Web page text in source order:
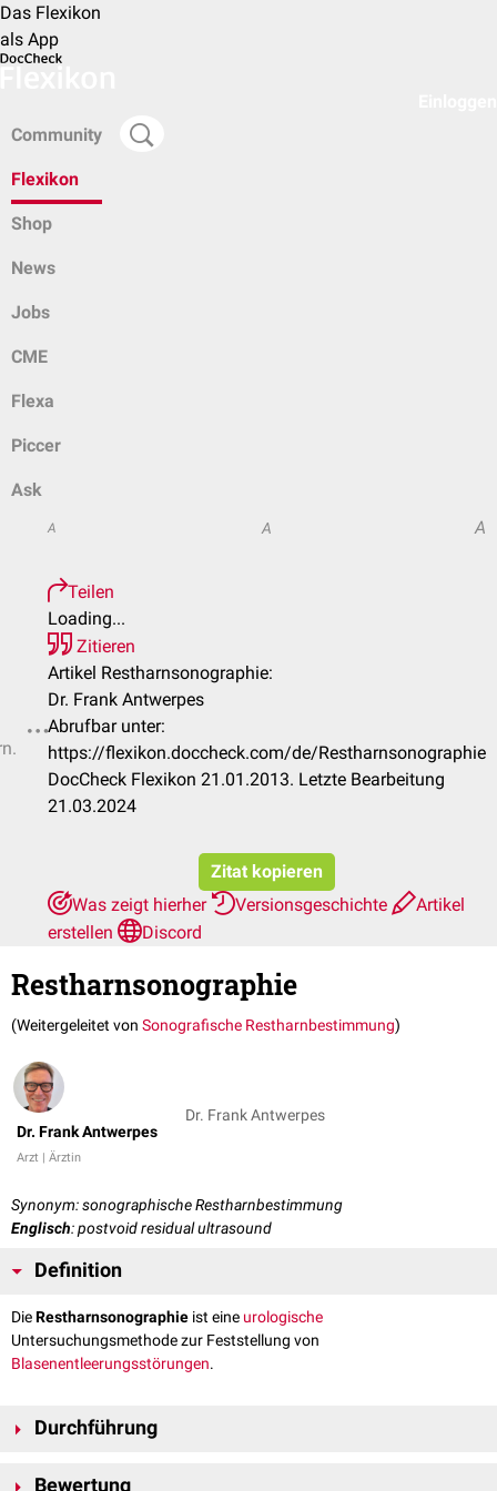
Das Flexikon
als App
Community
Flexikon
Shop
News
Jobs
CME
Flexa
Piccer
Ask
A A A
Teilen
Loading...
Zitieren
Artikel Restharnsonographie:
Dr. Frank Antwerpes
Abrufbar unter:
https://flexikon.doccheck.com/de/Restharnsonographie
DocCheck Flexikon 21.01.2013. Letzte Bearbeitung
21.03.2024
Zitat kopieren
Was zeigt hierher
Versionsgeschichte
Artikel
erstellen
Discord
Restharnsonographie
(Weitergeleitet von Sonografische Restharnbestimmung)
Dr. Frank Antwerpes
Arzt | Ärztin
Dr. Frank Antwerpes
Synonym: sonographische Restharnbestimmung
Englisch: postvoid residual ultrasound
Definition
DieRestharnsonographie ist eine urologische
Untersuchungsmethode zur Feststellung von
Blasenentleerungsstörungen.
Durchführung
empfundenenBlasenentleerung
Bewertung